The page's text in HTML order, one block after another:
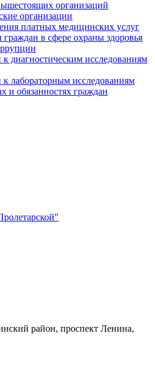
организаций
организации
платных медицинских услуг
граждан в сфере охраны здоровья
диагностическим исследованиям
лабораторным исследованиям
и обязанностях граждан
район, проспект Ленина,